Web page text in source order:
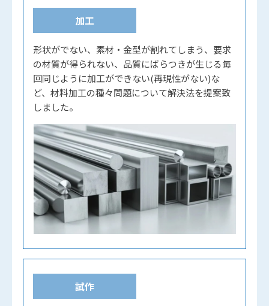
加工
形状がでない、素材・金型が割れてしまう、要求
の材質が得られない、品質にばらつきが生じる毎
回同じように加工ができない(再現性がない)な
ど、材料加工の種々問題について解決法を提案致
しました。
試作